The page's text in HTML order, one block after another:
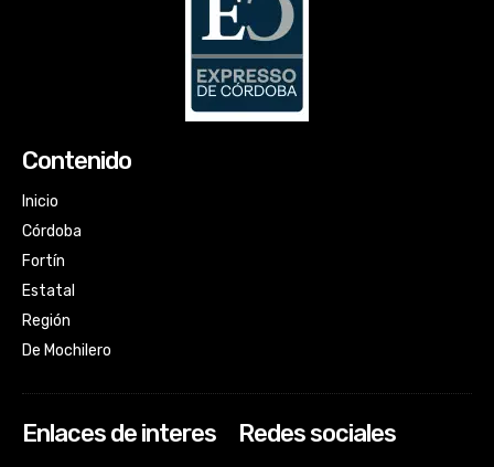
Contenido
Inicio
Córdoba
Fortín
Estatal
Región
De Mochilero
Enlaces de interes Redes sociales